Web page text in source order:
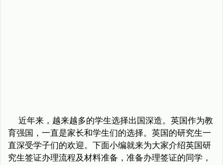
近年来，越来越多的学生选择出国深造。英国作为教
育强国，一直是家长和学生们的选择。英国的研究生一
直深受学子们的欢迎。下面小编就来为大家介绍英国研
究生签证办理流程及材料准备，准备办理签证的同学，